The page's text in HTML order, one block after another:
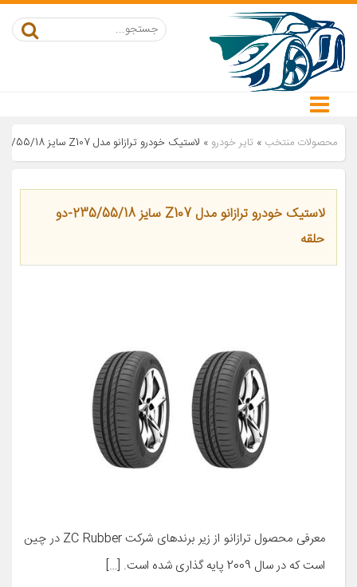
محصولات منتخب » تایر خودرو » لاستیک خودرو ترازانو مدل Z107 سایز 235/55/18-دو حلقه
لاستیک خودرو ترازانو مدل Z107 سایز 235/55/18-دو
حلقه
معرفی محصول ترازانو از زیر برندهای شرکت ZC Rubber در چین
است که در سال 2009 پایه گذاری شده است. […]